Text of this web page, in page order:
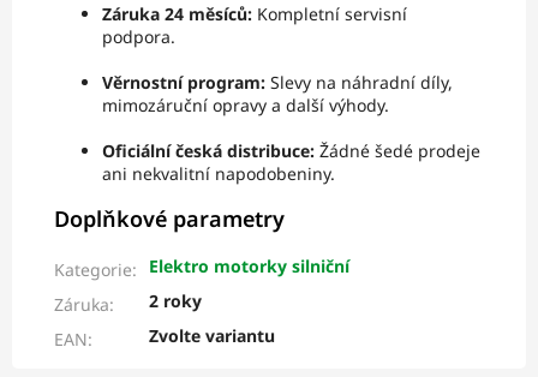
Záruka 24 měsíců: Kompletní servisní
podpora.
Věrnostní program: Slevy na náhradní díly,
mimozáruční opravy a další výhody.
Oficiální česká distribuce: Žádné šedé prodeje
ani nekvalitní napodobeniny.
Doplňkové parametry
Kategorie:
Elektro motorky silniční
Záruka:
2 roky
EAN: Zvolte variantu